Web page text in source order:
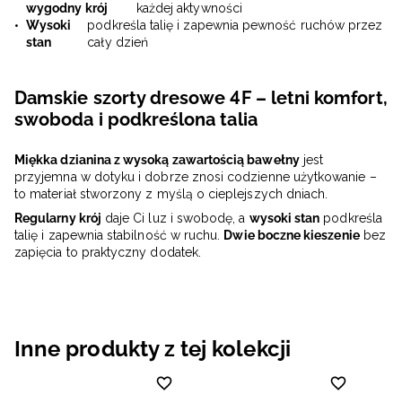
wygodny krój
każdej aktywności
Wysoki
stan
podkreśla talię i zapewnia pewność ruchów przez
cały dzień
Damskie szorty dresowe 4F – letni komfort,
swoboda i podkreślona talia
Miękka dzianina z wysoką zawartością bawełnyjest
przyjemna w dotyku i dobrze znosi codzienne użytkowanie –
to materiał stworzony z myślą o cieplejszych dniach.
Regularny krój daje Ci luz i swobodę, a wysoki stan podkreśla
talię i zapewnia stabilność w ruchu. Dwie boczne kieszeniebez
zapięcia to praktyczny dodatek.
Inne produkty z tej kolekcji